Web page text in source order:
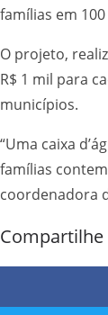
famílias em
O projeto,
R$ 1 mil para
municípios.
“Uma caixa
famílias
coordenadora
Compartilhe